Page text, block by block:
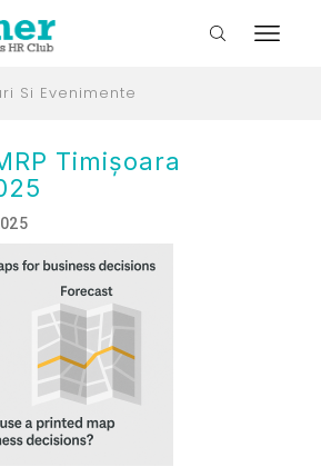
Si Evenimente
Timișoara